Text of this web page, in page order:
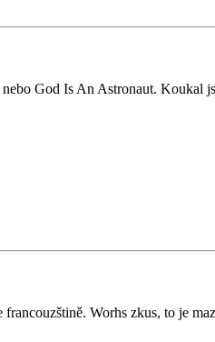
God Is An Astronaut. Koukal
Worhs zkus, to je